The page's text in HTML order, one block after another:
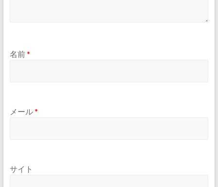
名前*
メール*
サイト